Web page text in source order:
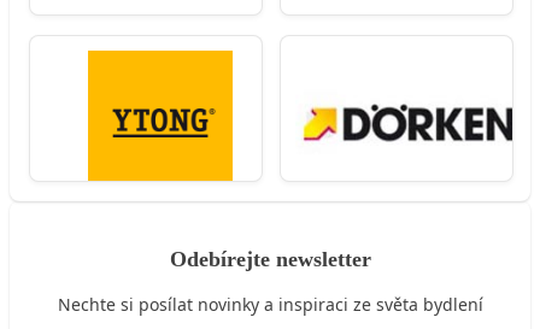
Odebírejte newsletter
Nechte si posílat novinky a inspiraci ze světa bydlení